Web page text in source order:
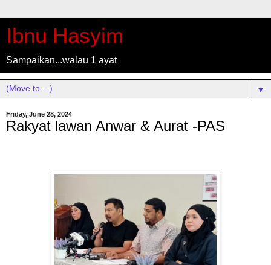
Ibnu Hasyim
Sampaikan...walau 1 ayat
▼
Friday, June 28, 2024
Rakyat lawan Anwar & Aurat -PAS